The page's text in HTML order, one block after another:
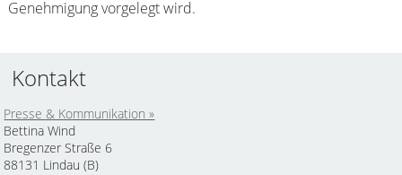
Genehmigung vorgelegt wird.
Kontakt
Presse & Kommunikation »
Bettina Wind
Bregenzer Straße 6
88131 Lindau (B)